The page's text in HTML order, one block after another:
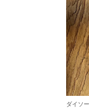
ダイソ